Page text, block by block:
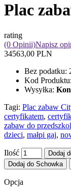
Plac
rating
(0 Opinii)Napisz
34563,00 PLN
Bez podatku:
Kod Produktu:
Wysyłka:
Tagi: Plac zabaw
certyfikatem,
zabaw do
dzieci, małpi gaj,
Ilość Dodaj
Dodaj do Schowka
Opcja